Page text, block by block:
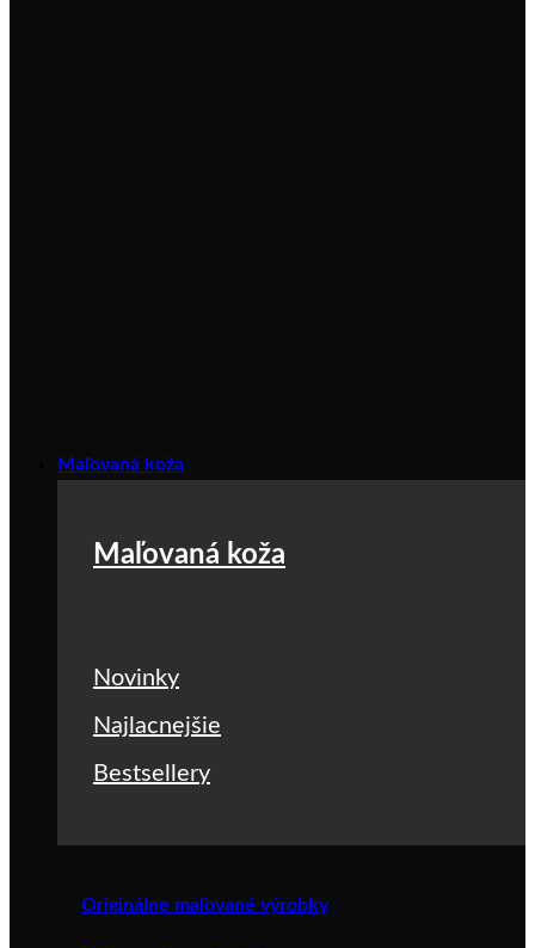
Maľovaná koža
Maľovaná koža
Novinky
Najlacnejšie
Bestsellery
Originálne maľované výrobky